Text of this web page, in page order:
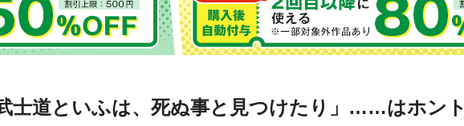
道といふは、死ぬ事と見つけたり」……はホン